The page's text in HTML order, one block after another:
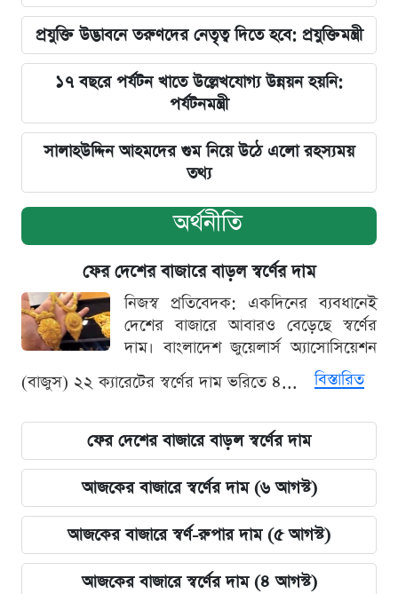
প্রযুক্তি উদ্ভাবনে তরুণদের নেতৃত্ব দিতে হবে: প্রযুক্তিমন্ত্রী
১৭ বছরে পর্যটন খাতে উল্লেখযোগ্য উন্নয়ন হয়নি:
পর্যটনমন্ত্রী
সালাহউদ্দিন আহমদের গুম নিয়ে উঠে এলো রহস্যময়
তথ্য
অর্থনীতি
ফের দেশের বাজারে বাড়ল স্বর্ণের দাম
নিজস্ব প্রতিবেদক: একদিনের ব্যবধানেই
দেশের বাজারে আবারও বেড়েছে স্বর্ণের
দাম। বাংলাদেশ জুয়েলার্স অ্যাসোসিয়েশন
(বাজুস) ২২ ক্যারেটের স্বর্ণের দাম ভরিতে ৪...
বিস্তারিত
ফের দেশের বাজারে বাড়ল স্বর্ণের দাম
আজকের বাজারে স্বর্ণের দাম (৬ আগস্ট)
আজকের বাজারে স্বর্ণ-রুপার দাম (৫ আগস্ট)
আজকের বাজারে স্বর্ণের দাম (৪ আগস্ট)